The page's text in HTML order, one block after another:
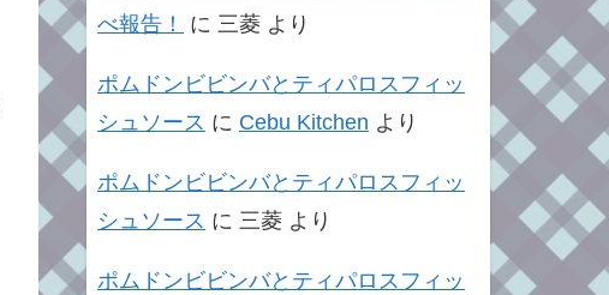
べ報告！
に 三菱 より
ポムドンビビンバとティパロスフィッ
シュソース に Cebu Kitchen より
ポムドンビビンバとティパロスフィッ
シュソース に 三菱 より
ポムドンビビンバとティパロスフィッ